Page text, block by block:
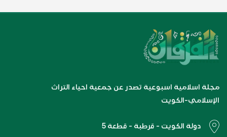
مجلة اسلامية اسبوعية تصدر عن جمعية احياء التراث
الإسلامي-الكويت
دولة الكويت - قرطبة - قطعة 5